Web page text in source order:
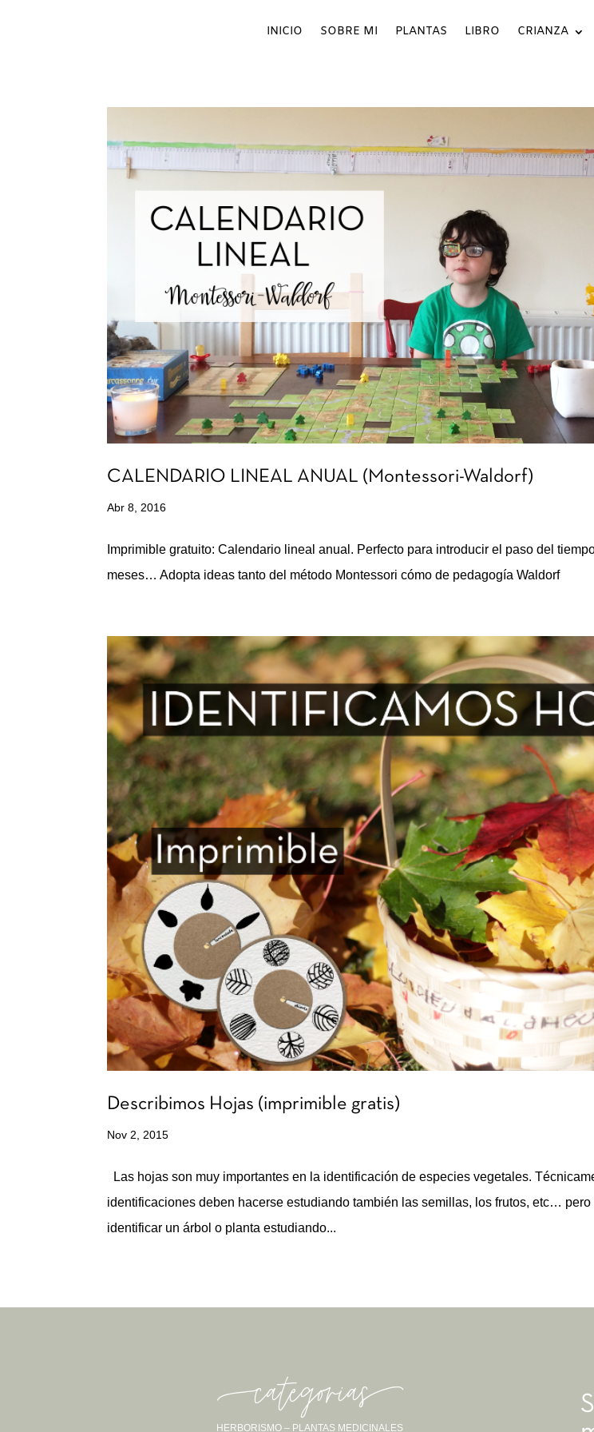
INICIO SOBRE MI PLANTAS LIBRO CRIANZA
CALENDARIO LINEAL ANUAL (Montessori-Waldorf)
Abr 8, 2016
Imprimible gratuito: Calendario lineal anual. Perfecto para introducir el paso del
meses… Adopta ideas tanto del método Montessori cómo de pedagogía Waldorf
Describimos Hojas (imprimible gratis)
Nov 2, 2015
Las hojas son muy importantes en la identificación de especies vegetales.
identificaciones deben hacerse estudiando también las semillas, los frutos, etc…
identificar un árbol o planta estudiando...
-categorias-
HERBORISMO – PLANTAS MEDICINALES